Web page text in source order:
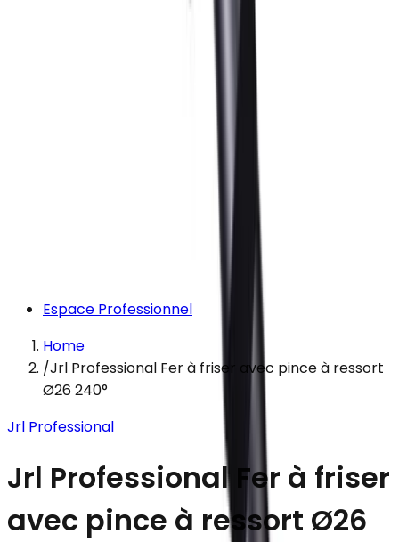
Espace Professionnel
Home
/Jrl Professional Fer à friser avec pince à ressort
Ø26 240°
Jrl Professional
Jrl Professional Fer à friser
avec pince à ressort Ø26